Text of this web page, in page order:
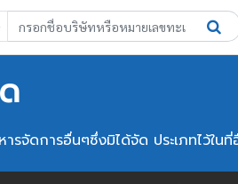
รจัดการอื่นๆซึ่งมิได้จัด ประเภทไว้ในที่